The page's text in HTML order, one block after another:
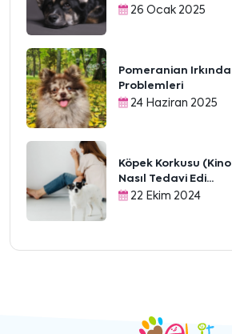
26 Ocak 2025
Pomeranian Irkında
Problemleri
24 Haziran 2025
Köpek Korkusu
Nasıl Tedavi Edi...
22 Ekim 2024